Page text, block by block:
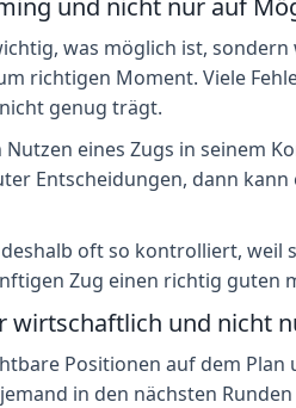
was möglich ist,
richtigen Moment. Viele
genug trägt.
eines Zugs in seinem
Entscheidungen, dann
oft so kontrolliert,
Zug einen richtig guten
wirtschaftlich und nicht
Positionen auf dem
in den nächsten